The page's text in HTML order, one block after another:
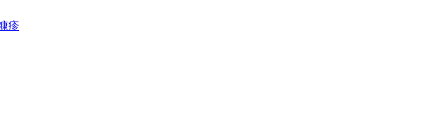
疹